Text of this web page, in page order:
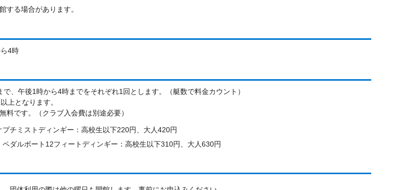
する場合があります。
4時
、午後1時から4時までをそれぞれ1回とします。（艇数で料金カウント）
上となります。
料です。（クラブ入会費は別途必要）
チミストディンギー：高校生以下220円、大人420円
ダルボート12フィートディンギー：高校生以下310円、大人630円